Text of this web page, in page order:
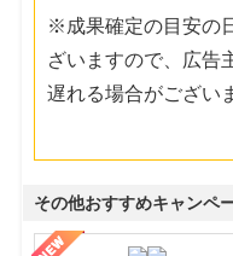
※成果確定の目安の
ざいますので、広告
遅れる場合がござい
その他おすすめキャンペ